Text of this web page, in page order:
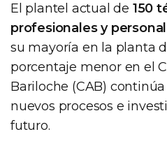
El plantel actual de 150
profesionales y
su mayoría en la planta
porcentaje menor en el
Bariloche (CAB)
nuevos procesos e
futuro.